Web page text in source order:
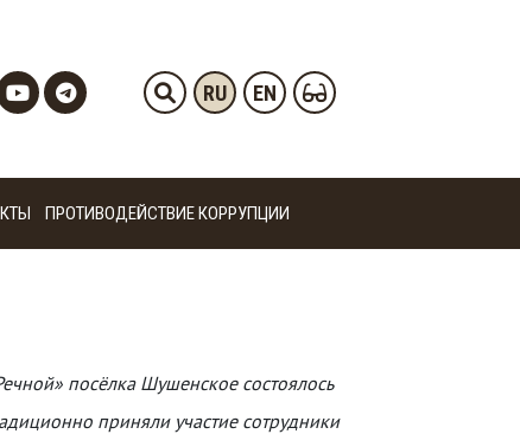
RU EN
ПРОТИВОДЕЙСТВИЕ КОРРУПЦИИ
посёлка Шушенское состоялось
приняли участие сотрудники